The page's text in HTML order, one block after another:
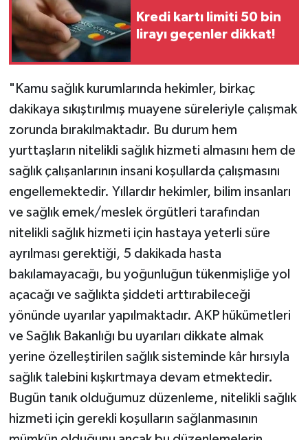
Kredi kartı limiti 50 bin
lirayı geçenler dikkat!
"Kamu sağlık kurumlarında hekimler, birkaç
dakikaya sıkıştırılmış muayene süreleriyle çalışmak
zorunda bırakılmaktadır. Bu durum hem
yurttaşların nitelikli sağlık hizmeti almasını hem de
sağlık çalışanlarının insani koşullarda çalışmasını
engellemektedir. Yıllardır hekimler, bilim insanları
ve sağlık emek/meslek örgütleri tarafından
nitelikli sağlık hizmeti için hastaya yeterli süre
ayrılması gerektiği, 5 dakikada hasta
bakılamayacağı, bu yoğunluğun tükenmişliğe yol
açacağı ve sağlıkta şiddeti arttırabileceği
yönünde uyarılar yapılmaktadır. AKP hükümetleri
ve Sağlık Bakanlığı bu uyarıları dikkate almak
yerine özelleştirilen sağlık sisteminde kâr hırsıyla
sağlık talebini kışkırtmaya devam etmektedir.
Bugün tanık olduğumuz düzenleme, nitelikli sağlık
hizmeti için gerekli koşulların sağlanmasının